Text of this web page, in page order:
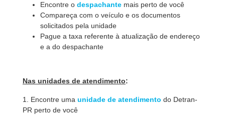
Encontre o despachante mais perto de você
Compareça com o veículo e os documentos
solicitados pela unidade
Pague a taxa referente à atualização de endereço
e a do despachante
Nas unidades de atendimento:
1. Encontre uma unidade de atendimento do Detran-
PR perto de você